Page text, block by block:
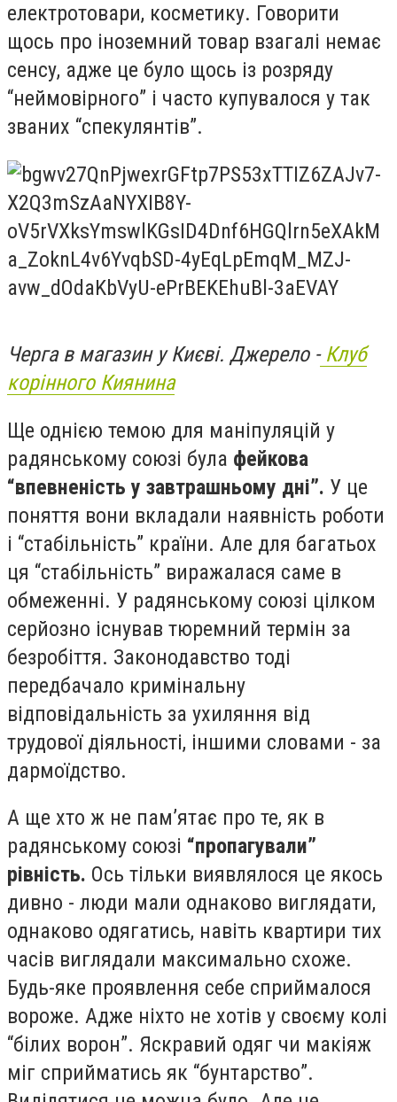
електротовари, косметику. Говорити
щось про іноземний товар взагалі немає
сенсу, адже це було щось із розряду
“неймовірного” і часто купувалося у так
званих “спекулянтів”.
Черга в магазин у Києві. Джерело -Клуб
корінного Киянина
Ще однією темою для маніпуляцій у
радянському союзі була фейкова
“впевненість у завтрашньому дні”. У це
поняття вони вкладали наявність роботи
і “стабільність” країни. Але для багатьох
ця “стабільність” виражалася саме в
обмеженні. У радянському союзі цілком
серйозно існував тюремний термін за
безробіття. Законодавство тоді
передбачало кримінальну
відповідальність за ухиляння від
трудової діяльності, іншими словами - за
дармоїдство.
А ще хто ж не пам’ятає про те, як в
радянському союзі “пропагували”
рівність. Ось тільки виявлялося це якось
дивно - люди мали однаково виглядати,
однаково одягатись, навіть квартири тих
часів виглядали максимально схоже.
Будь-яке проявлення себе сприймалося
вороже. Адже ніхто не хотів у своєму колі
“білих ворон”. Яскравий одяг чи макіяж
міг сприйматись як “бунтарство”.